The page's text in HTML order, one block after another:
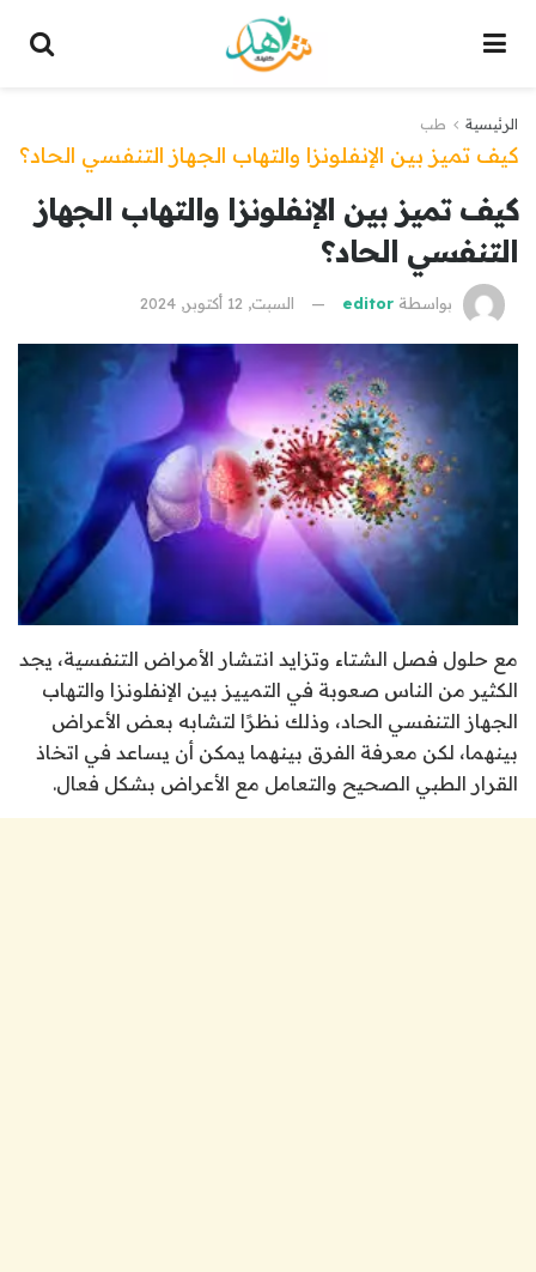
الرئيسية طب
كيف تميز بين الإنفلونزا والتهاب الجهاز
التنفسي الحاد؟
كيف تميز بين الإنفلونزا والتهاب الجهاز التنفسي الحاد؟
بواسطة editor السبت, 12 أكتوبر, 2024
مع حلول فصل الشتاء وتزايد انتشار الأمراض التنفسية، يجد
الكثير من الناس صعوبة في التمييز بين الإنفلونزا والتهاب
الجهاز التنفسي الحاد، وذلك نظرًا لتشابه بعض الأعراض
بينهما، لكن معرفة الفرق بينهما يمكن أن يساعد في اتخاذ
القرار الطبي الصحيح والتعامل مع الأعراض بشكل فعال.